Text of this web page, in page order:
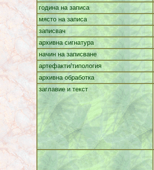
година на записа
място на записа
записвач
архивна сигнатура
начин на записване
артефакти/типология
архивна обработка
заглавие и текст